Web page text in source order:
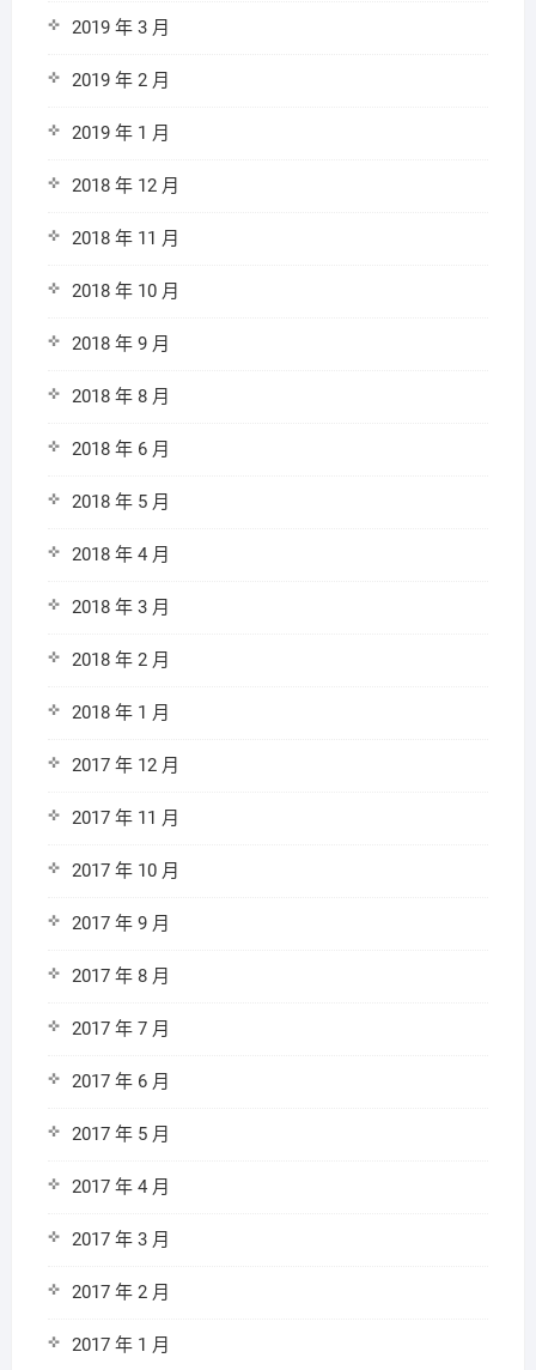
2019 年 3 月
2019 年 2 月
2019 年 1 月
2018 年 12 月
2018 年 11 月
2018 年 10 月
2018 年 9 月
2018 年 8 月
2018 年 6 月
2018 年 5 月
2018 年 4 月
2018 年 3 月
2018 年 2 月
2018 年 1 月
2017 年 12 月
2017 年 11 月
2017 年 10 月
2017 年 9 月
2017 年 8 月
2017 年 7 月
2017 年 6 月
2017 年 5 月
2017 年 4 月
2017 年 3 月
2017 年 2 月
2017 年 1 月